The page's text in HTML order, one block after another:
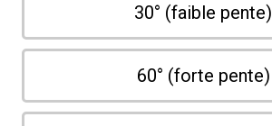
30° (faible pente)
60° (forte pente)